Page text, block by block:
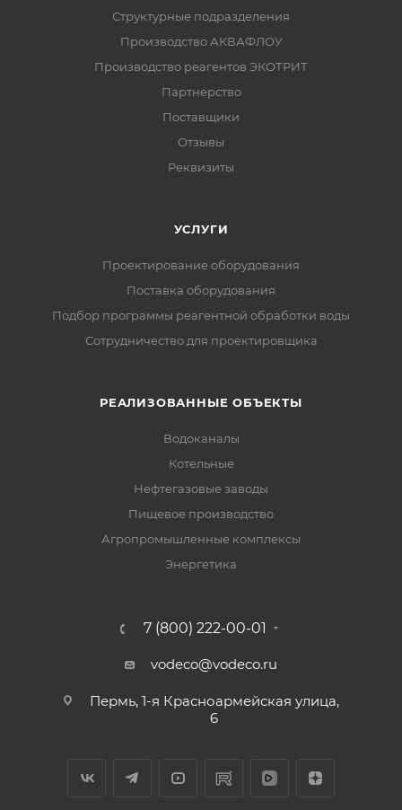
Структурные подразделения
Производство АКВАФЛОУ
Производство реагентов ЭКОТРИТ
Партнерство
Поставщики
Отзывы
Реквизиты
УСЛУГИ
Проектирование оборудования
Поставка оборудования
Подбор программы реагентной обработки воды
Сотрудничество для проектировщика
РЕАЛИЗОВАННЫЕ ОБЪЕКТЫ
Водоканалы
Котельные
Нефтегазовые заводы
Пищевое производство
Агропромышленные комплексы
Энергетика
7 (800) 222-00-01
vodeco@vodeco.ru
Пермь, 1-я Красноармейская улица,
6